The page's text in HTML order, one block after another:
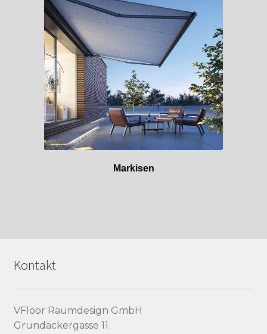
Markisen
Kontakt
VFloor Raumdesign GmbH
Grundäckergasse 11